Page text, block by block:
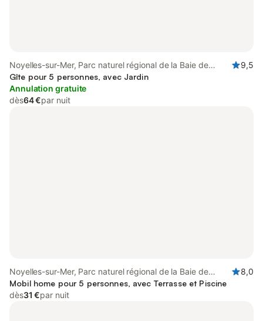
Noyelles-sur-Mer, Parc naturel régional de la Baie de
Somme Picardie Maritime
9,5
Gîte pour 5 personnes, avec Jardin
Annulation gratuite
dès64 €par nuit
Noyelles-sur-Mer, Parc naturel régional de la Baie de
Somme Picardie Maritime
8,0
Mobil home pour 5 personnes, avec Terrasse et Piscine
dès31 €par nuit